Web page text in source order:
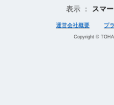
表示 ： スマ
運営会社概要 プ
Copyright ©